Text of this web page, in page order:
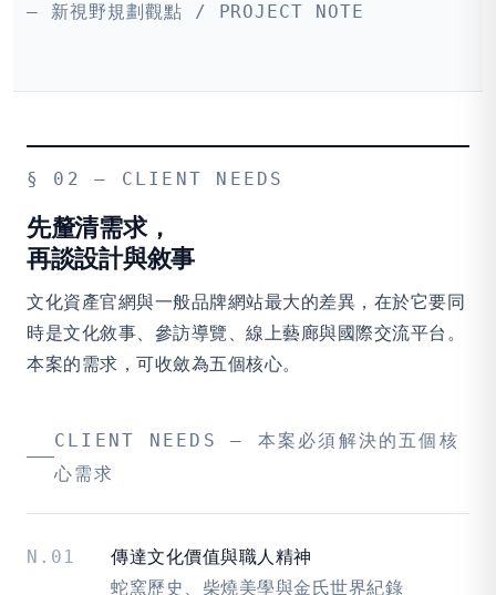
— 新視野規劃觀點 / PROJECT NOTE
§ 02 — CLIENT NEEDS
先釐清需求，
再談設計與敘事
文化資產官網與一般品牌網站最大的差異，在於它要同
時是文化敘事、參訪導覽、線上藝廊與國際交流平台。
本案的需求，可收斂為五個核心。
CLIENT NEEDS — 本案必須解決的五個核
心需求
N.01
傳達文化價值與職人精神
蛇窯歷史、柴燒美學與金氏世界紀錄